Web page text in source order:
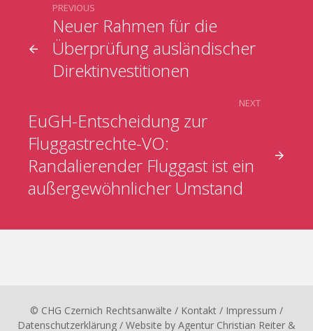
Neuer Rahmen für die
Überprüfung ausländischer
Direktinvestitionen
PREVIOUS
EuGH-Entscheidung zur
Fluggastrechte-VO:
Randalierender Fluggast ist ein
außergewöhnlicher Umstand
NEXT
© CHG Czernich Rechtsanwälte / Kontakt / Impressum /
Datenschutzerklärung / Website by Agentur Christian Reiter &